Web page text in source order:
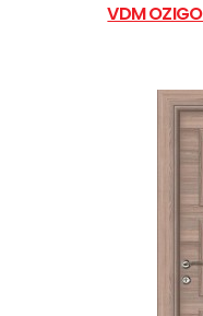
VDM